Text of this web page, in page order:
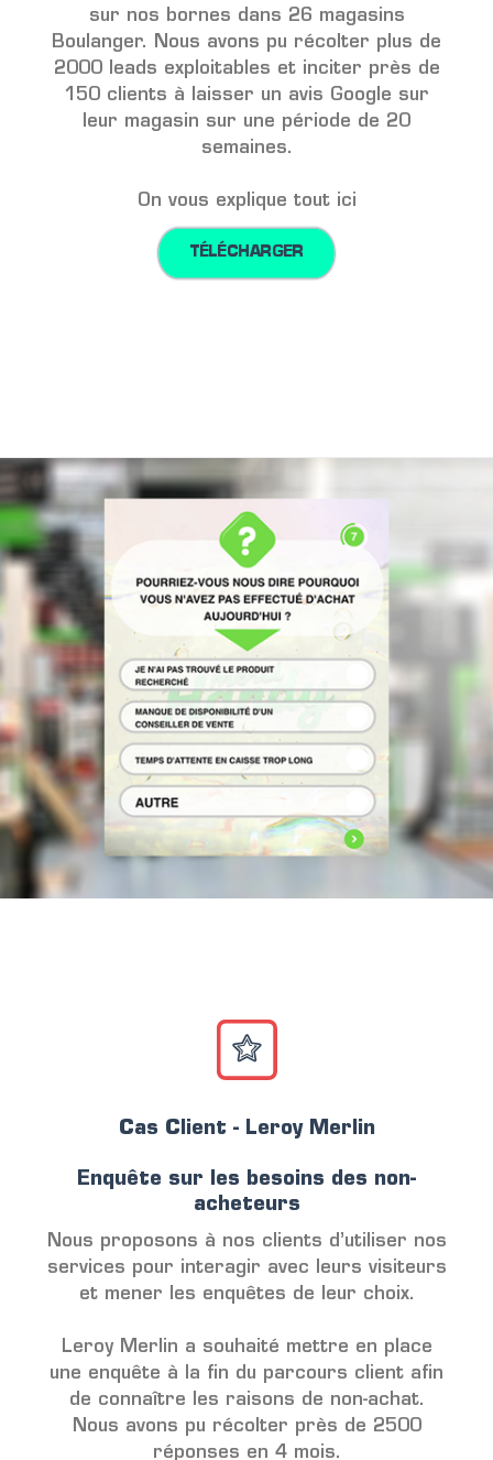
sur nos bornes dans 26 magasins
Boulanger. Nous avons pu récolter plus de
2000 leads exploitables et inciter près de
150 clients à laisser un avis Google sur
leur magasin sur une période de 20
semaines.
On vous explique tout ici
TÉLÉCHARGER
Cas Client - Leroy Merlin
Enquête sur les besoins des non-
acheteurs
Nous proposons à nos clients d’utiliser nos
services pour interagir avec leurs visiteurs
et mener les enquêtes de leur choix.
Leroy Merlin a souhaité mettre en place
une enquête à la fin du parcours client afin
de connaître les raisons de non-achat.
Nous avons pu récolter près de 2500
réponses en 4 mois.